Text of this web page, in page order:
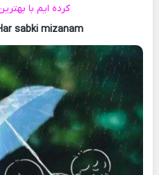
کرده ایم با
sabki mizanam